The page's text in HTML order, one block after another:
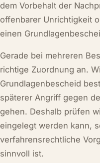
dem Vorbehalt der
offenbarer Unrichtigkeit
einen
Gerade bei mehreren
richtige Zuordnung an.
Grundlagenbescheid
späterer Angriff gegen
gehen. Deshalb prüfen
eingelegt werden kann,
verfahrensrechtliche
sinnvoll ist.